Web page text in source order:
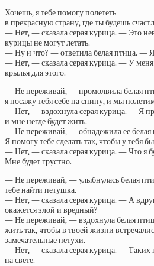
Хочешь, я тебе помогу полететь
в прекрасную страну, где ты будешь
— Нет, — сказала серая курица. — Это
курицы не могут летать.
— Ну и что? — ответила белая птица. — Я
— Нет, — сказала серая курица. — У
крылья для этого.
— Не переживай, — промолвила белая
я посажу тебя себе на спину, и мы
— Нет, — вздохнула серая курица. — Я
и мне негде будет жить.
— Не переживай, — обнадежила ее
Я помогу тебе сделать так, чтобы у тебя
— Нет, — сказала серая курица. — Что я
Мне будет грустно.
— Не переживай, — улыбнулась белая
тебе найти петушка.
— Нет, — сказала серая курица. — А
окажется злой и вредный?
— Не переживай, — вздохнула белая
жить так, чтобы в твоей жизни
замечательные петухи.
— Нет, — сказала серая курица. — Таких
на свете.